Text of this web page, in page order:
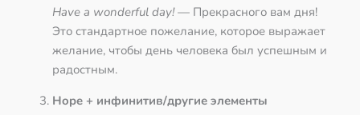
Have a wonderful day!— Прекрасного вам дня!
Это стандартное пожелание, которое выражает
желание, чтобы день человека был успешным и
радостным.
Hope + инфинитив/другие элементы